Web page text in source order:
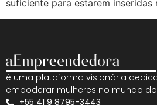
suficiente para estarem
é uma plataforma visionária
empoderar mulheres no mundo
+55 41 9 8795-3443